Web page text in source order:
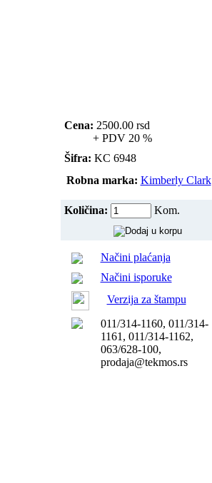
Cena: 2500.00 rsd
+ PDV 20 %
Šifra: KC 6948
Robna marka: Kimberly Clark
Količina: Kom.
Načini plaćanja
Načini isporuke
Verzija za štampu
011/314-1160, 011/314-
1161, 011/314-1162,
063/628-100,
prodaja@tekmos.rs